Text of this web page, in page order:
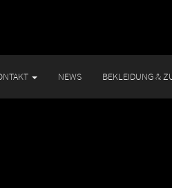
NEWS BEKLEIDUNG &